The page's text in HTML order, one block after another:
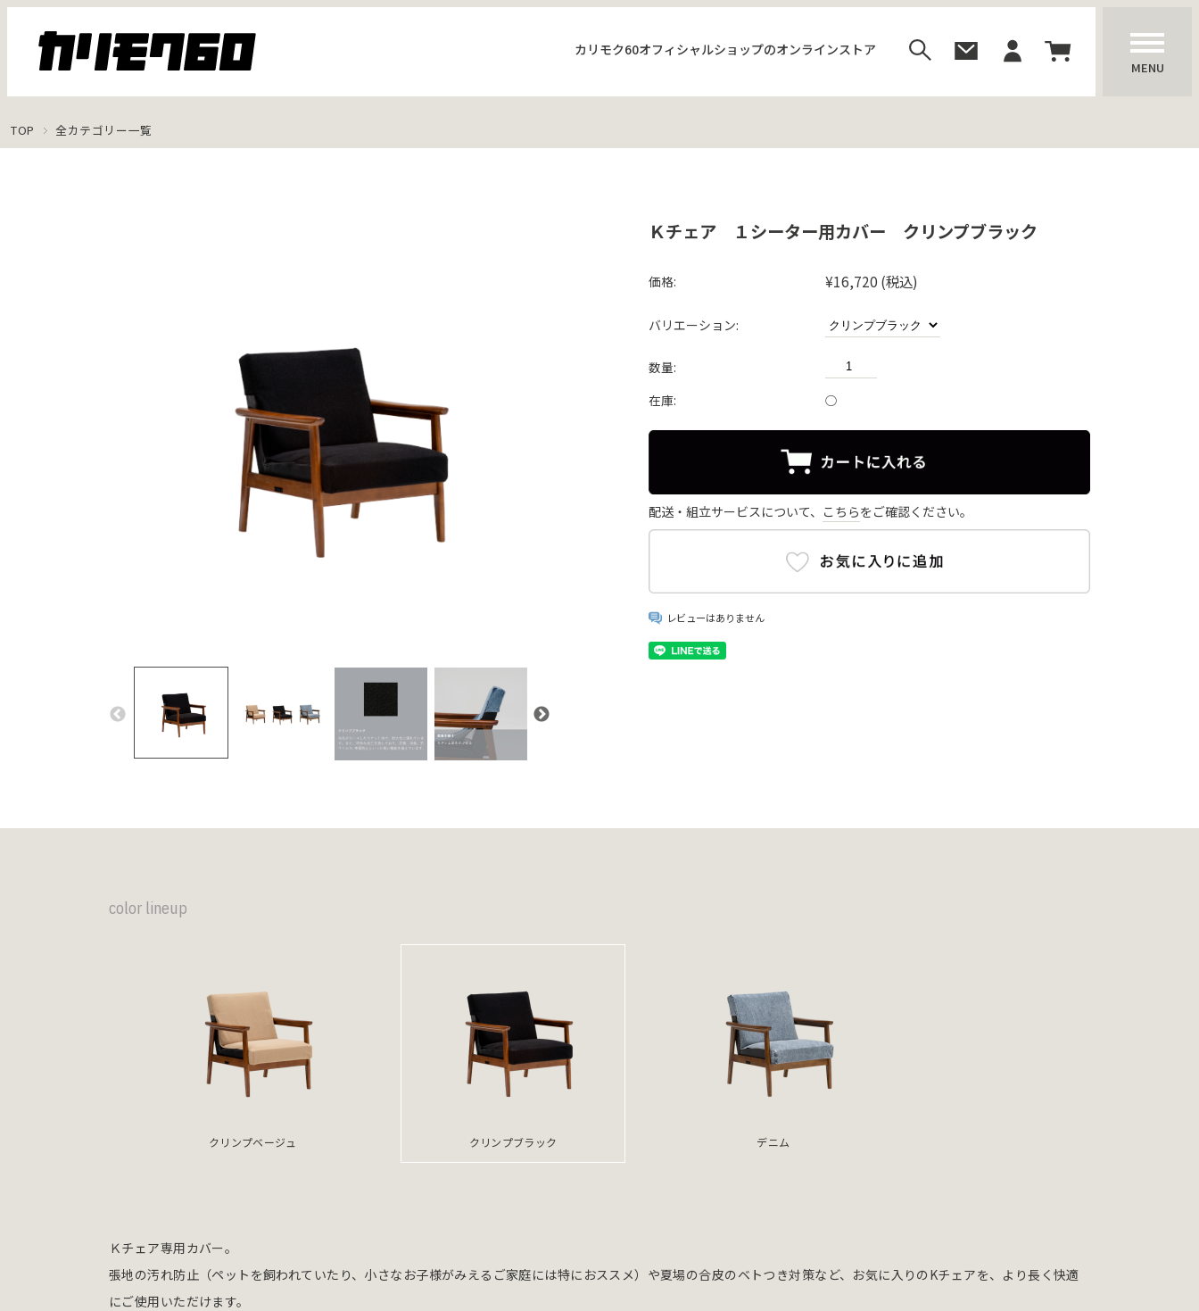
カリモク60オフィシャルショップのオンラインストア
MENU
TOP 全カテゴリー一覧
Ｋチェア １シーター用カバー クリンプブラック
価格: ¥16,720 (税込)
バリエーション:
数量:
在庫:
○
配送・組立サービスについて、 こちらをご確認ください。
レビューはありません
color lineup
クリンプベージュ クリンプブラック デニム
Ｋチェア専用カバー。
張地の汚れ防止（ペットを飼われていたり、小さなお子様がみえるご家庭には特におススメ）や夏場の合皮のベトつき対策など、お気に入りのKチェアを、より長く快適
にご使用いただけます。